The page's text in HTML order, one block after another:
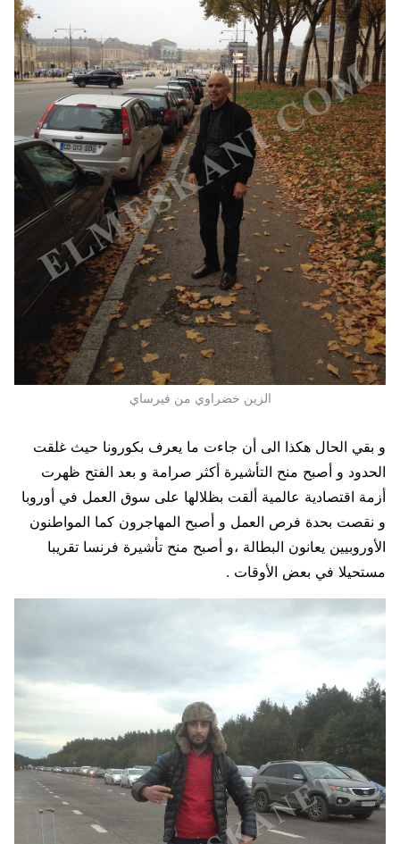
الزين خضراوي من فيرساي
و بقي الحال هكذا الى أن جاءت ما يعرف بكورونا حيث غلقت
الحدود و أصبح منح التأشيرة أكثر صرامة و بعد الفتح ظهرت
أزمة اقتصادية عالمية ألقت بظلالها على سوق العمل في أوروبا
و نقصت بحدة فرص العمل و أصبح المهاجرون كما المواطنون
الأوروبيين يعانون البطالة ،و أصبح منح تأشيرة فرنسا تقريبا
مستحيلا في بعض الأوقات .